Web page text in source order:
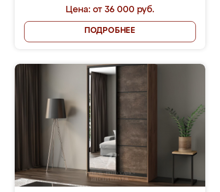
Цена: от 36 000 руб.
ПОДРОБНЕЕ